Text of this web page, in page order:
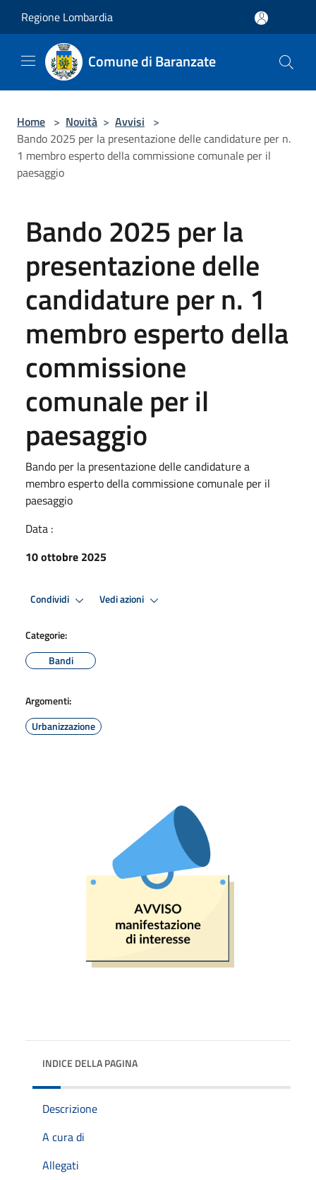
Regione Lombardia
Comune di Baranzate
Home > Novità > Avvisi >
Bando 2025 per la presentazione delle candidature per n.
1 membro esperto della commissione comunale per il
paesaggio
Bando 2025 per la
presentazione delle
candidature per n. 1
membro esperto della
commissione
comunale per il
paesaggio
Bando per la presentazione delle candidature a
membro esperto della commissione comunale per il
paesaggio
Data :
10 ottobre 2025
Condividi Vedi azioni
Categorie:
Bandi
Argomenti:
Urbanizzazione
INDICE DELLA PAGINA
Descrizione
A cura di
Allegati